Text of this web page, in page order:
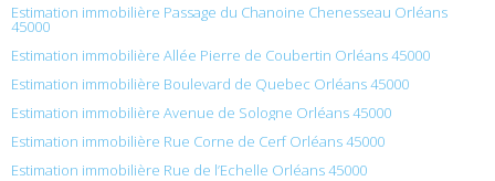
Estimation immobilière Passage du Chanoine Chenesseau Orléans
45000
Estimation immobilière Allée Pierre de Coubertin Orléans 45000
Estimation immobilière Boulevard de Quebec Orléans 45000
Estimation immobilière Avenue de Sologne Orléans 45000
Estimation immobilière Rue Corne de Cerf Orléans 45000
Estimation immobilière Rue de l’Echelle Orléans 45000